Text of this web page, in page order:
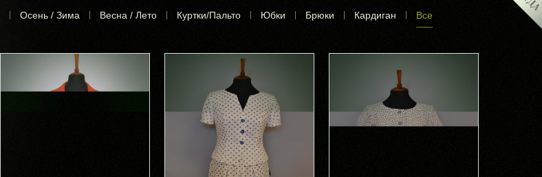
Осень / Зима Весна / Лето Куртки/Пальто Юбки Брюки Кардиган Все